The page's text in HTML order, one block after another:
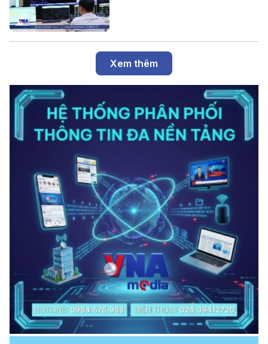
Xem thêm